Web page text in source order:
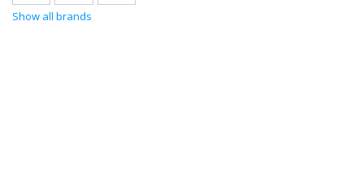
Show all brands